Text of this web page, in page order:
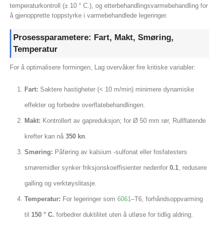
temperaturkontroll (± 10 ° C.), og etterbehandlingsvarmebehandling for
å gjenopprette toppstyrke i varmebehandlede legeringer.
Prosessparametere: Fart, Makt, Smøring,
Temperatur
For å optimalisere formingen, Lag overvåker fire kritiske variabler:
Fart: Saktere hastigheter (< 10 m/min) minimere dynamiske
effekter og forbedre overflatebehandlingen.
Makt: Kontrollert av gapreduksjon; for Ø 50 mm rør, Rullflatende
krefter kan nå 350 kn
Smøring: Påføring av kalsium -sulfonat eller fosfatesters
smøremidler synker friksjonskoeffisienter nedenfor 0.1, redusere
galling og verktøyslitasje.
Temperatur: For legeringer som 6061 –T6, forhåndsoppvarming
til 150 ° C. forbedrer duktilitet uten å utløse for tidlig aldring.